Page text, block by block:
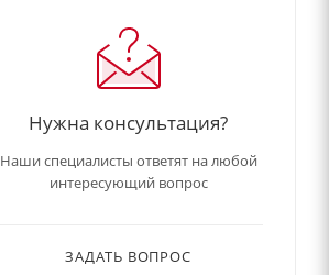
Нужна консультация?
Наши специалисты ответят на любой
интересующий вопрос
ЗАДАТЬ ВОПРОС